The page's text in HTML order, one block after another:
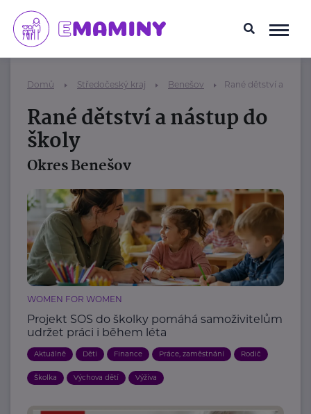
Domů Středočeský kraj Benešov Rané dětství a
Rané dětství a nástup do
školy
Okres Benešov
WOMEN FOR WOMEN
Projekt SOS do školky pomáhá samoživitelům
udržet práci i během léta
Aktuálně Děti Finance Práce, zaměstnání Rodič
Školka Výchova dětí Výživa